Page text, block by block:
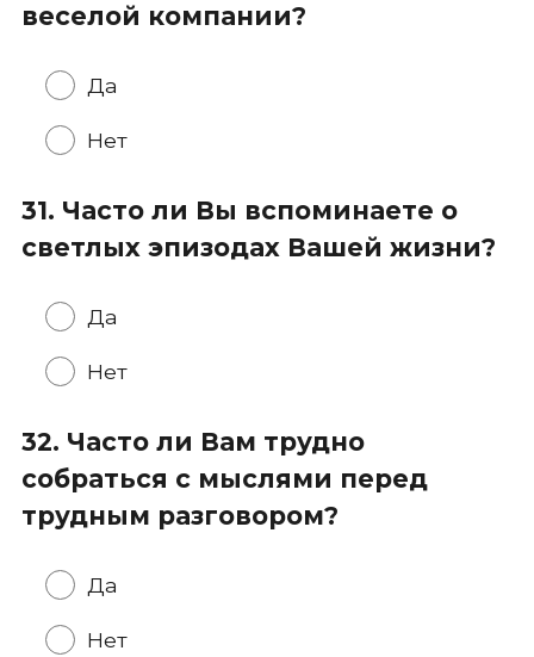
веселой компании?
Да
Нет
31. Часто ли Вы вспоминаете о
светлых эпизодах Вашей жизни?
Да
Нет
32. Часто ли Вам трудно
собраться с мыслями перед
трудным разговором?
Да
Нет